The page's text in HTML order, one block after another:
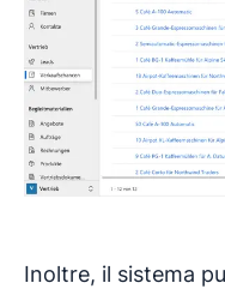
Inoltre, il sistema